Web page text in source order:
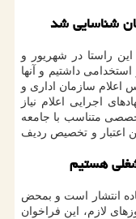
این راستا در شهریور و
داشتیم و آنها
اعلام سازمان اداری و
اجرایی اعلام نیاز
شغلی» تخصصی متناسب با جامعه
اعتبار و تخصیص ردیف
هستیم
انتشار است و بمحض
لازم، این فراخوان